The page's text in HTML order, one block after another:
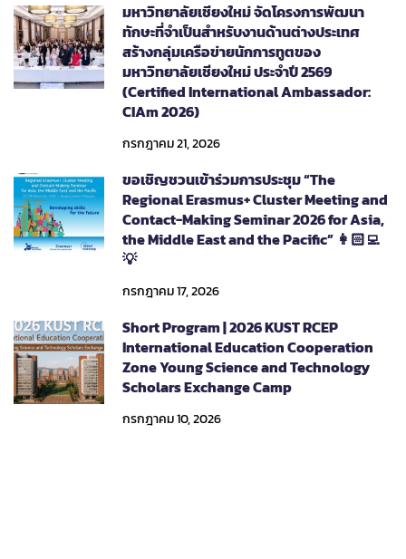
มหาวิทยาลัยเชียงใหม่ จัดโครงการพัฒนา
ทักษะที่จำเป็นสำหรับงานด้านต่างประเทศ
สร้างกลุ่มเครือข่ายนักการทูตของ
มหาวิทยาลัยเชียงใหม่ ประจำปี 2569
(Certified International Ambassador:
CIAm 2026)
กรกฎาคม 21, 2026
ขอเชิญชวนเข้าร่วมการประชุม “The
Regional Erasmus+ Cluster Meeting and
Contact-Making Seminar 2026 for Asia,
the Middle East and the Pacific” 👩🏻‍💻
💡
กรกฎาคม 17, 2026
Short Program | 2026 KUST RCEP
International Education Cooperation
Zone Young Science and Technology
Scholars Exchange Camp
กรกฎาคม 10, 2026